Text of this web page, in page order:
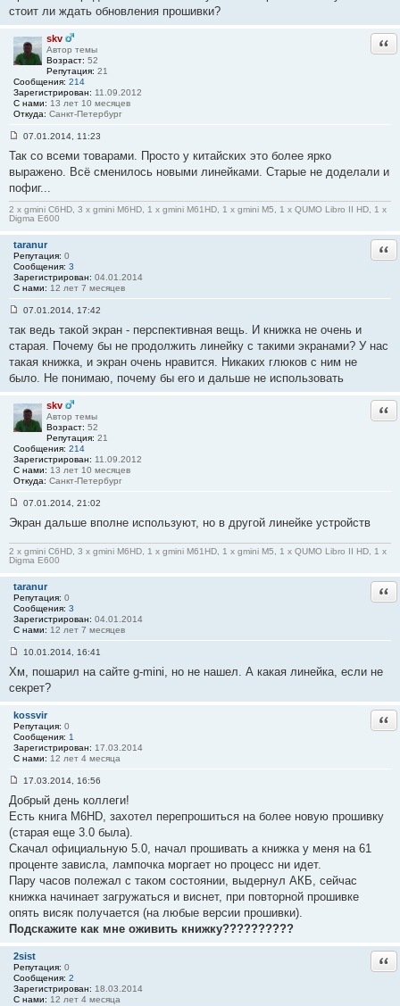
б
щ
е
н
и
#
1
7
1
стоит ли ждать обновления прошивки?
skv
Автор темы
Возраст: 52
Репутация: 21
Сообщения: 214
Зарегистрирован: 11.09.2012
С нами: 13 лет 10 месяцев
Откуда: Санкт-Петербург
о
б
щ
н
и
#
7
07.01.2014, 11:23
Так со всеми товарами. Просто у китайских это более ярко
выражено. Всё сменилось новыми линейками. Старые не доделали и
пофиг...
2 x gmini C6HD, 3 x gmini M6HD, 1 x gmini M61HD, 1 x gmini M5, 1 x QUMO Libro II HD, 1 x
Digma E600
taranur
Репутация: 0
Сообщения: 3
Зарегистрирован: 04.01.2014
С нами: 12 лет 7 месяцев
о
б
щ
н
и
е
#
1
3
07.01.2014, 17:42
так ведь такой экран - перспективная вещь. И книжка не очень и
старая. Почему бы не продолжить линейку с такими экранами? У нас
такая книжка, и экран очень нравится. Никаких глюков с ним не
было. Не понимаю, почему бы его и дальше не использовать
skv
Автор темы
Возраст: 52
Репутация: 21
Сообщения: 214
Зарегистрирован: 11.09.2012
С нами: 13 лет 10 месяцев
Откуда: Санкт-Петербург
о
б
щ
е
н
и
е
#
1
7
4
07.01.2014, 21:02
Экран дальше вполне используют, но в другой линейке устройств
2 x gmini C6HD, 3 x gmini M6HD, 1 x gmini M61HD, 1 x gmini M5, 1 x QUMO Libro II HD, 1 x
Digma E600
taranur
Репутация: 0
Сообщения: 3
Зарегистрирован: 04.01.2014
С нами: 12 лет 7 месяцев
о
б
щ
е
н
и
е
#
10.01.2014, 16:41
Хм, пошарил на сайте g-mini, но не нашел. А какая линейка, если не
секрет?
kossvir
Репутация: 0
Сообщения: 1
Зарегистрирован: 17.03.2014
С нами: 12 лет 4 месяца
о
б
щ
н
и
#
1
6
17.03.2014, 16:56
Добрый день коллеги!
Есть книга M6HD, захотел перепрошиться на более новую прошивку
(старая еще 3.0 была).
Скачал официальную 5.0, начал прошивать а книжка у меня на 61
проценте зависла, лампочка моргает но процесс ни идет.
Пару часов полежал с таком состоянии, выдернул АКБ, сейчас
книжка начинает загружаться и виснет, при повторной прошивке
опять висяк получается (на любые версии прошивки).
Подскажите как мне оживить книжку??????????
2sist
Репутация: 0
Сообщения: 2
Зарегистрирован: 18.03.2014
С нами: 12 лет 4 месяца